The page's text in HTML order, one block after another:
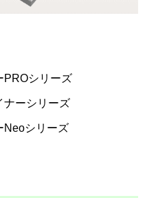
PROシリーズ
ナーシリーズ
Neoシリーズ